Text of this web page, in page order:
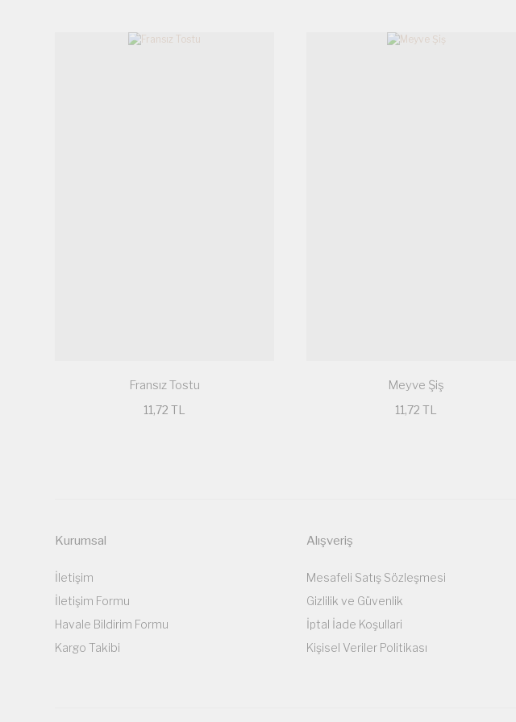
Ürün fiyatı diğer sitelerden daha pahalı.
Fransız Tostu
11,72 TL
Meyve Şiş
11,72 TL
Kurumsal
İletişim
İletişim Formu
Havale Bildirim Formu
Kargo Takibi
Alışveriş
Mesafeli Satış Sözleşmesi
Gizlilik ve Güvenlik
İptal İade Koşullari
Kişisel Veriler Politikası